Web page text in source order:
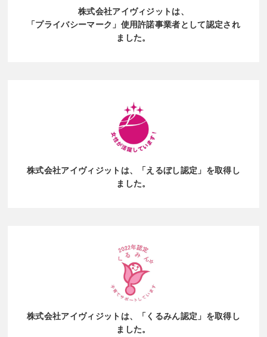
株式会社アイヴィジットは、
「プライバシーマーク」使用許諾事業者として認定され
ました。
株式会社アイヴィジットは、
「えるぼし認定」を取得し
ました。
株式会社アイヴィジットは、
「くるみん認定」を取得し
ました。